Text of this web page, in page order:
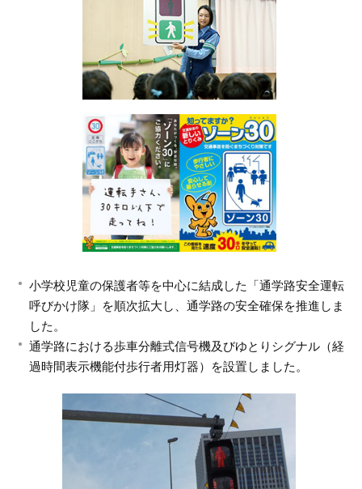
小学校児童の保護者等を中心に結成した「通学路安全運転
呼びかけ隊」を順次拡大し、通学路の安全確保を推進しま
した。
通学路における歩車分離式信号機及びゆとりシグナル（経
過時間表示機能付歩行者用灯器）を設置しました。